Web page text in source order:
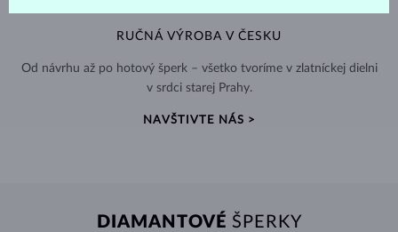
RUČNÁ VÝROBA V ČESKU
Od návrhu až po hotový šperk – všetko tvoríme v zlatníckej dielni
v srdci starej Prahy.
NAVŠTIVTE NÁS >
DIAMANTOVÉ ŠPERKY